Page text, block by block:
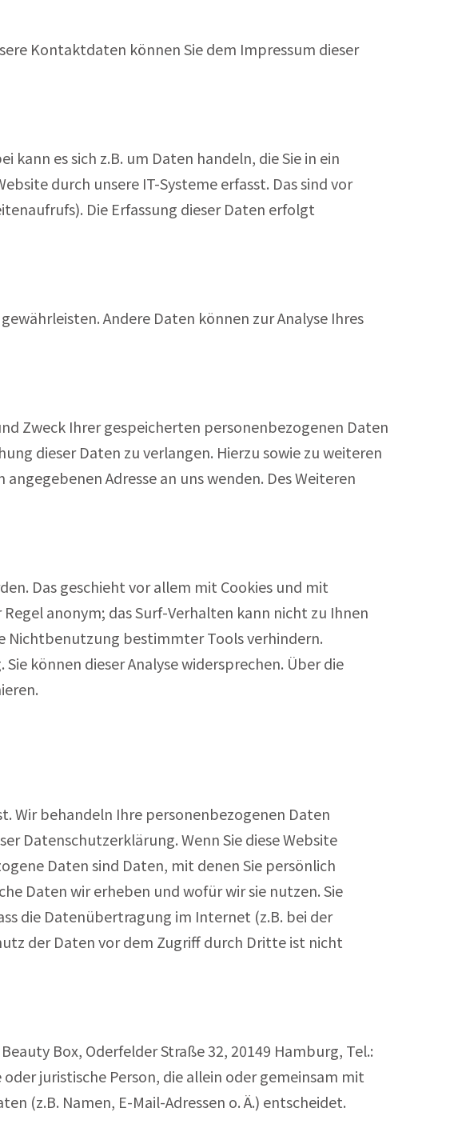
Kontaktdaten können Sie dem Impressum dieser
kann es sich z.B. um Daten handeln, die Sie in ein
durch unsere IT-Systeme erfasst. Das sind vor
Die Erfassung dieser Daten erfolgt
Andere Daten können zur Analyse Ihres
Zweck Ihrer gespeicherten personenbezogenen Daten
dieser Daten zu verlangen. Hierzu sowie zu weiteren
Adresse an uns wenden. Des Weiteren
Das geschieht vor allem mit Cookies und mit
anonym; das Surf-Verhalten kann nicht zu Ihnen
Nichtbenutzung bestimmter Tools verhindern.
können dieser Analyse widersprechen. Über die
Wir behandeln Ihre personenbezogenen Daten
Datenschutzerklärung. Wenn Sie diese Website
Daten sind Daten, mit denen Sie persönlich
Daten wir erheben und wofür wir sie nutzen. Sie
die Datenübertragung im Internet (z.B. bei der
der Daten vor dem Zugriff durch Dritte ist nicht
Box, Oderfelder Straße 32, 20149 Hamburg, Tel.:
juristische Person, die allein oder gemeinsam mit
(z.B. Namen, E-Mail-Adressen o. Ä.) entscheidet.